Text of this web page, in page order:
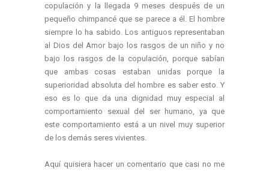
copulación y la llegada 9 meses después de un
pequeño chimpancé que se parece a él. El hombre
siempre lo ha sabido. Los antiguos representaban
al Dios del Amor bajo los rasgos de un niño y no
bajo los rasgos de la copulación, porque sabían
que ambas cosas estaban unidas porque la
superioridad absoluta del hombre es saber esto. Y
eso es lo que da una dignidad muy especial al
comportamiento sexual del ser humano, ya que
este comportamiento está a un nivel muy superior
de los demás seres vivientes.
Aquí quisiera hacer un comentario que casi no me